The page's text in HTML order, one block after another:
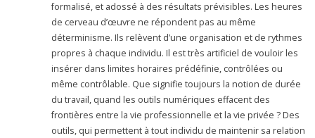
formalisé, et adossé à des résultats prévisibles. Les heures
de cerveau d’œuvre ne répondent pas au même
déterminisme. Ils relèvent d’une organisation et de rythmes
propres à chaque individu. Il est très artificiel de vouloir les
insérer dans limites horaires prédéfinie, contrôlées ou
même contrôlable. Que signifie toujours la notion de durée
du travail, quand les outils numériques effacent des
frontières entre la vie professionnelle et la vie privée ? Des
outils, qui permettent à tout individu de maintenir sa relation